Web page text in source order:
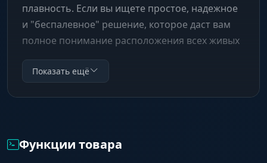
плавность. Если вы ищете простое, надежное
и "беспалевное" решение, которое даст вам
полное понимание расположения всех живых
существ на карте, Phoenix Chams — ваш
идеальный выбор.
Показать ещё
Функции товара